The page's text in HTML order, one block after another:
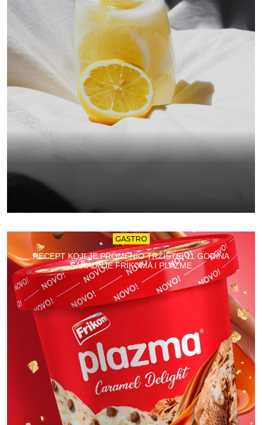
GASTRO
RECEPT KOJI JE PROMENIO TRŽIŠTE: 11 GODINA
SARADNJE FRIKOMA I PLAZME